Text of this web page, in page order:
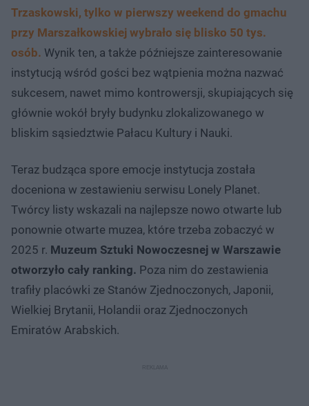
Trzaskowski, tylko w pierwszy weekend do gmachu
przy Marszałkowskiej wybrało się blisko 50 tys.
osób. Wynik ten, a także późniejsze zainteresowanie
instytucją wśród gości bez wątpienia można nazwać
sukcesem, nawet mimo kontrowersji, skupiających się
głównie wokół bryły budynku zlokalizowanego w
bliskim sąsiedztwie Pałacu Kultury i Nauki.
Teraz budząca spore emocje instytucja została
doceniona w zestawieniu serwisu Lonely Planet.
Twórcy listy wskazali na najlepsze nowo otwarte lub
ponownie otwarte muzea, które trzeba zobaczyć w
2025 r. Muzeum Sztuki Nowoczesnej w Warszawie
otworzyło cały ranking. Poza nim do zestawienia
trafiły placówki ze Stanów Zjednoczonych, Japonii,
Wielkiej Brytanii, Holandii oraz Zjednoczonych
Emiratów Arabskich.